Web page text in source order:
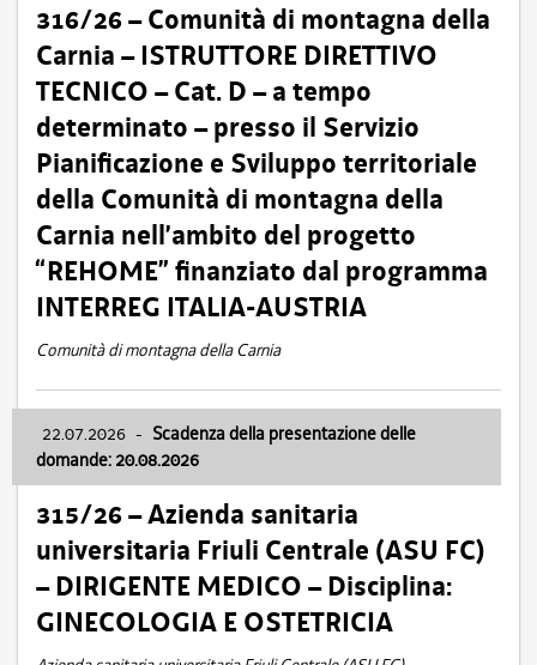
316/26 – Comunità di montagna della
Carnia – ISTRUTTORE DIRETTIVO
TECNICO – Cat. D – a tempo
determinato – presso il Servizio
Pianificazione e Sviluppo territoriale
della Comunità di montagna della
Carnia nell’ambito del progetto
“REHOME” finanziato dal programma
INTERREG ITALIA-AUSTRIA
Comunità di montagna della Carnia
22.07.2026 - Scadenza della presentazione delle
domande: 20.08.2026
315/26 – Azienda sanitaria
universitaria Friuli Centrale (ASU FC)
– DIRIGENTE MEDICO – Disciplina:
GINECOLOGIA E OSTETRICIA